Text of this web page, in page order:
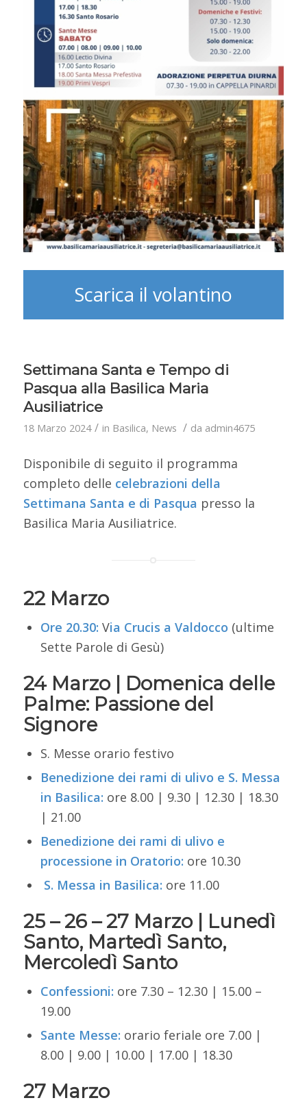
Scarica il volantino
Settimana Santa e Tempo di
Pasqua alla Basilica Maria
Ausiliatrice
18 Marzo 2024 / in Basilica, News / da admin4675
Disponibile di seguito il programma
completo delle celebrazioni della
Settimana Santa e di Pasqua presso la
Basilica Maria Ausiliatrice.
22 Marzo
Ore 20.30: Via Crucis a Valdocco (ultime
Sette Parole di Gesù)
24 Marzo | Domenica delle
Palme: Passione del
Signore
S. Messe orario festivo
Benedizione dei rami di ulivo e S. Messa
in Basilica: ore 8.00 | 9.30 | 12.30 | 18.30
| 21.00
Benedizione dei rami di ulivo e
processione in Oratorio: ore 10.30
S. Messa in Basilica: ore 11.00
25 – 26 – 27 Marzo |
Lunedì
Santo, Martedì Santo,
Mercoledì Santo
Confessioni: ore 7.30 – 12.30 | 15.00 –
19.00
Sante Messe: orario feriale ore 7.00 |
8.00 | 9.00 | 10.00 | 17.00 | 18.30
27 Marzo